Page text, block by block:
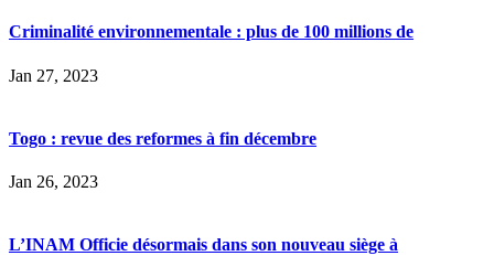
Criminalité environnementale : plus de 100 millions de
Jan 27, 2023
Togo : revue des reformes à fin décembre
Jan 26, 2023
L’INAM Officie désormais dans son nouveau siège à